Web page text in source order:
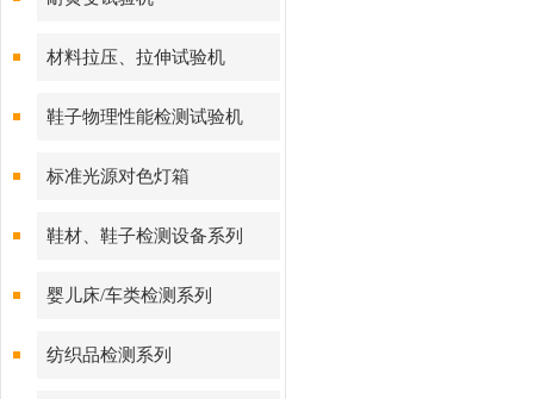
材料拉压、拉伸试验机
鞋子物理性能检测试验机
标准光源对色灯箱
鞋材、鞋子检测设备系列
婴儿床/车类检测系列
纺织品检测系列